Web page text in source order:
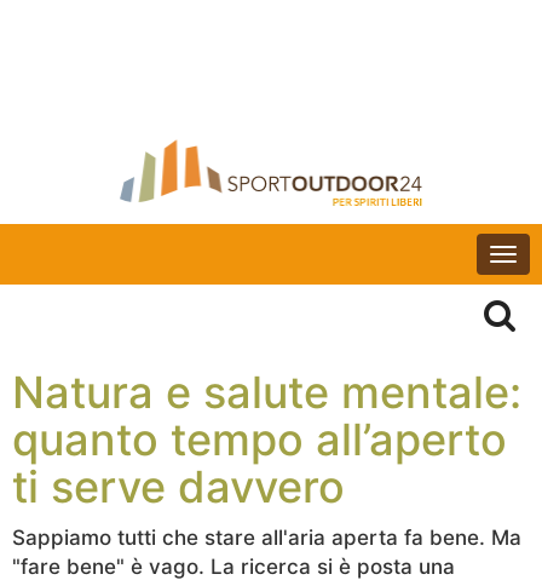
Natura e salute mentale:
quanto tempo all’aperto
ti serve davvero
Sappiamo tutti che stare all'aria aperta fa bene. Ma
"fare bene" è vago. La ricerca si è posta una